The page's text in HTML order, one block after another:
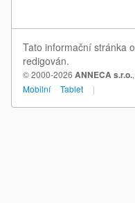
Tato informační stránka o
redigován.
© 2000-2026 ANNECA s.r.o.
Mobilní
Tablet |